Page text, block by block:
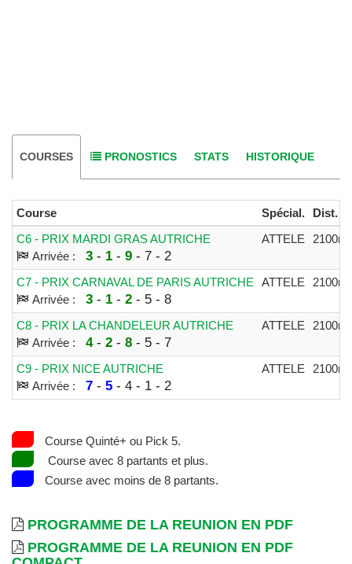
COURSES PRONOSTICS STATS HISTORIQUE
Course Spécial.
Dist.
C6 - PRIX MARDI GRAS AUTRICHE
Arrivée :
3- 1 - 9- 7 - 2
ATTELE 2100m
C7 - PRIX CARNAVAL DE PARIS AUTRICHE
Arrivée :
3- 1 - 2- 5 - 8
ATTELE 2100m
C8 - PRIX LA CHANDELEUR AUTRICHE
Arrivée :
4- 2- 8- 5 - 7
ATTELE 2100m
C9 - PRIX NICE AUTRICHE
Arrivée :
7- 5- 4 - 1 - 2
ATTELE 2100m
Course Quinté+ ou Pick 5.
Course avec 8 partants et plus.
Course avec moins de 8 partants.
PROGRAMME DE LA REUNION EN PDF
PROGRAMME DE LA REUNION EN PDF